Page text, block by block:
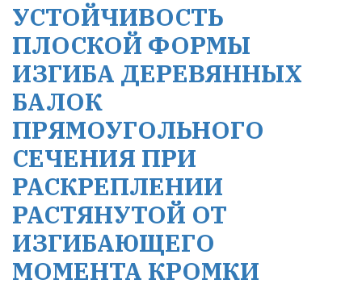
УСТОЙЧИВОСТЬ
ПЛОСКОЙ ФОРМЫ
ИЗГИБА ДЕРЕВЯННЫХ
БАЛОК
ПРЯМОУГОЛЬНОГО
СЕЧЕНИЯ ПРИ
РАСКРЕПЛЕНИИ
РАСТЯНУТОЙ ОТ
ИЗГИБАЮЩЕГО
МОМЕНТА КРОМКИ